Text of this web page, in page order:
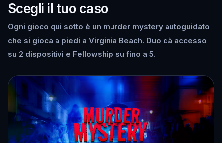
Scegli il tuo caso
Ogni gioco qui sotto è un murder mystery autoguidato
che si gioca a piedi a Virginia Beach. Duo dà accesso
su 2 dispositivi e Fellowship su fino a 5.